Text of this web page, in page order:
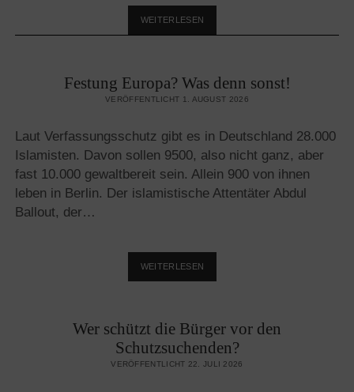
WEITERLESEN
SCHREIBT
Festung Europa? Was denn sonst!
VERÖFFENTLICHT 1. AUGUST 2026
Laut Verfassungsschutz gibt es in Deutschland 28.000
Islamisten. Davon sollen 9500, also nicht ganz, aber
fast 10.000 gewaltbereit sein. Allein 900 von ihnen
leben in Berlin. Der islamistische Attentäter Abdul
Ballout, der…
WEITERLESEN
EUROPA?
SONST!
Wer schützt die Bürger vor den
Schutzsuchenden?
VERÖFFENTLICHT 22. JULI 2026